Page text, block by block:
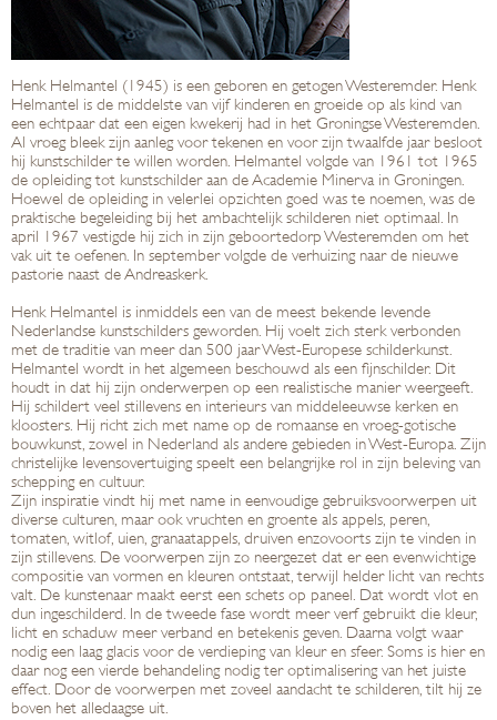
Henk Helmantel (1945) is een geboren en getogen Westeremder. Henk
Helmantel is de middelste van vijf kinderen en groeide op als kind van
een echtpaar dat een eigen kwekerij had in het Groningse Westeremden.
Al vroeg bleek zijn aanleg voor tekenen en voor zijn twaalfde jaar besloot
hij kunstschilder te willen worden. Helmantel volgde van 1961 tot 1965
de opleiding tot kunstschilder aan de Academie Minerva in Groningen.
Hoewel de opleiding in velerlei opzichten goed was te noemen, was de
praktische begeleiding bij het ambachtelijk schilderen niet optimaal. In
april 1967 vestigde hij zich in zijn geboortedorp Westeremden om het
vak uit te oefenen. In september volgde de verhuizing naar de nieuwe
pastorie naast de Andreaskerk.
Henk Helmantel is inmiddels een van de meest bekende levende
Nederlandse kunstschilders geworden. Hij voelt zich sterk verbonden
met de traditie van meer dan 500 jaar West-Europese schilderkunst.
Helmantel wordt in het algemeen beschouwd als een fijnschilder. Dit
houdt in dat hij zijn onderwerpen op een realistische manier weergeeft.
Hij schildert veel stillevens en interieurs van middeleeuwse kerken en
kloosters. Hij richt zich met name op de romaanse en vroeg-gotische
bouwkunst, zowel in Nederland als andere gebieden in West-Europa. Zijn
christelijke levensovertuiging speelt een belangrijke rol in zijn beleving van
schepping en cultuur.
Zijn inspiratie vindt hij met name in eenvoudige gebruiksvoorwerpen uit
diverse culturen, maar ook vruchten en groente als appels, peren,
tomaten, witlof, uien, granaatappels, druiven enzovoorts zijn te vinden in
zijn stillevens. De voorwerpen zijn zo neergezet dat er een evenwichtige
compositie van vormen en kleuren ontstaat, terwijl helder licht van rechts
valt. De kunstenaar maakt eerst een schets op paneel. Dat wordt vlot en
dun ingeschilderd. In de tweede fase wordt meer verf gebruikt die kleur,
licht en schaduw meer verband en betekenis geven. Daarna volgt waar
nodig een laag glacis voor de verdieping van kleur en sfeer. Soms is hier en
daar nog een vierde behandeling nodig ter optimalisering van het juiste
effect. Door de voorwerpen met zoveel aandacht te schilderen, tilt hij ze
boven het alledaagse uit.